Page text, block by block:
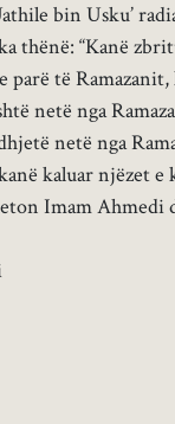
bin Usku’
thënë: “Kanë
parë të
netë nga
netë nga
kaluar njëzet e
Imam Ahmedi